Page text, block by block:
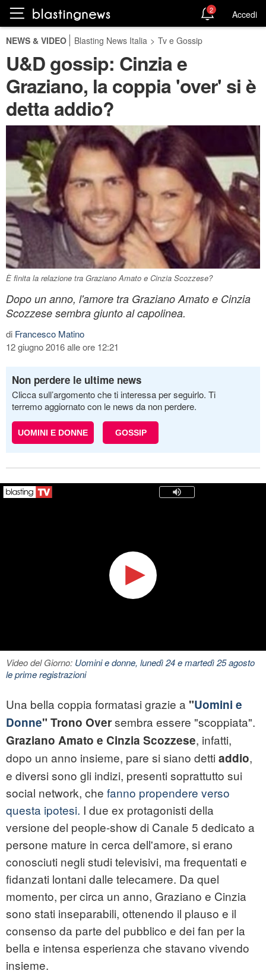
2 Accedi
NEWS & VIDEO Blasting News Italia > Tv e Gossip
U&D gossip: Cinzia e
Graziano, la coppia 'over' si è
detta addio?
È finita la relazione tra Graziano Amato e Cinzia Scozzese?
Dopo un anno, l'amore tra Graziano Amato e Cinzia
Scozzese sembra giunto al capolinea.
di Francesco Matino
12 giugno 2016 alle ore 12:21
Non perdere le ultime news
Clicca sull’argomento che ti interessa per seguirlo. Ti
terremo aggiornato con le news da non perdere.
UOMINI E DONNE GOSSIP
Video del Giorno: Uomini e donne, lunedì 24 e martedì 25 agosto
le prime registrazioni
Una bella coppia formatasi grazie a "Uomini e
Donne" Trono Oversembra essere "scoppiata".
Graziano Amato e Cinzia Scozzese, infatti,
dopo un anno insieme, pare si siano detti addio,
e diversi sono gli indizi, presenti soprattutto sui
social network, che fanno propendere verso
questa ipotesi. I due ex protagonisti della
versione del people-show di Canale 5 dedicato a
persone mature in cerca dell'amore, si erano
conosciuti negli studi televisivi, ma frequentati e
fidanzati lontani dalle telecamere. Da quel
momento, per circa un anno, Graziano e Cinzia
sono stati inseparabili, ottenendo il plauso e il
consenso da parte del pubblico e dei fan per la
bella e intensa esperienza che stavano vivendo
insieme.